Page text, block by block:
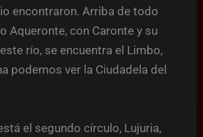
encontraron. Arriba de todo
Aqueronte, con Caronte y su
río, se encuentra el Limbo,
podemos ver la Ciudadela del
el segundo círculo, Lujuria,